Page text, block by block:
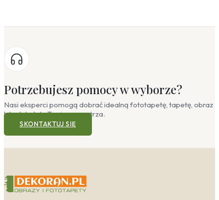
Potrzebujesz pomocy w wyborze?
Nasi eksperci pomogą dobrać idealną fototapetę, tapetę, obraz
lub plakat do Twojego wnętrza.
SKONTAKTUJ SIĘ